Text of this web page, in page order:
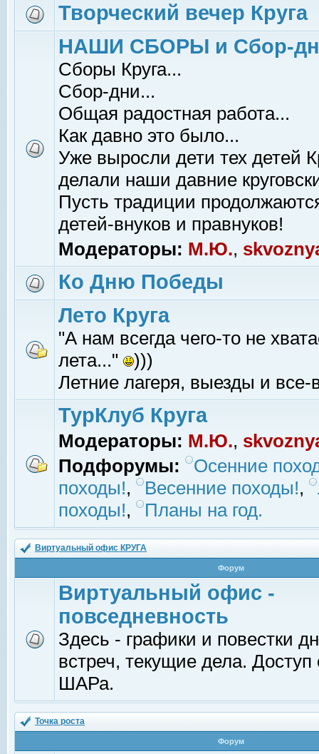
Творческий вечер Круга
НАШИ СБОРЫ и Сбор-
Сборы Круга...
Сбор-дни...
Общая радостная работа...
Как давно это было...
Уже выросли дети тех детей
делали наши давние
Пусть традиции
детей-внуков и правнуков!
Модераторы: М.Ю.,
Ко Дню Победы
Лето Круга
"А нам всегда чего-то не
лета..."
)))
Летние лагеря, выезды и все-
ТурКлуб Круга
Модераторы: М.Ю.,
Подфорумы:
Осенние
походы!, Весенние походы!,
походы!, Планы на год.
Виртуальный офис КРУГА
Форум
Виртуальный офис -
повседневность
Здесь - графики и повестки
встреч, текущие дела.
ШАРа.
Точка роста
Форум